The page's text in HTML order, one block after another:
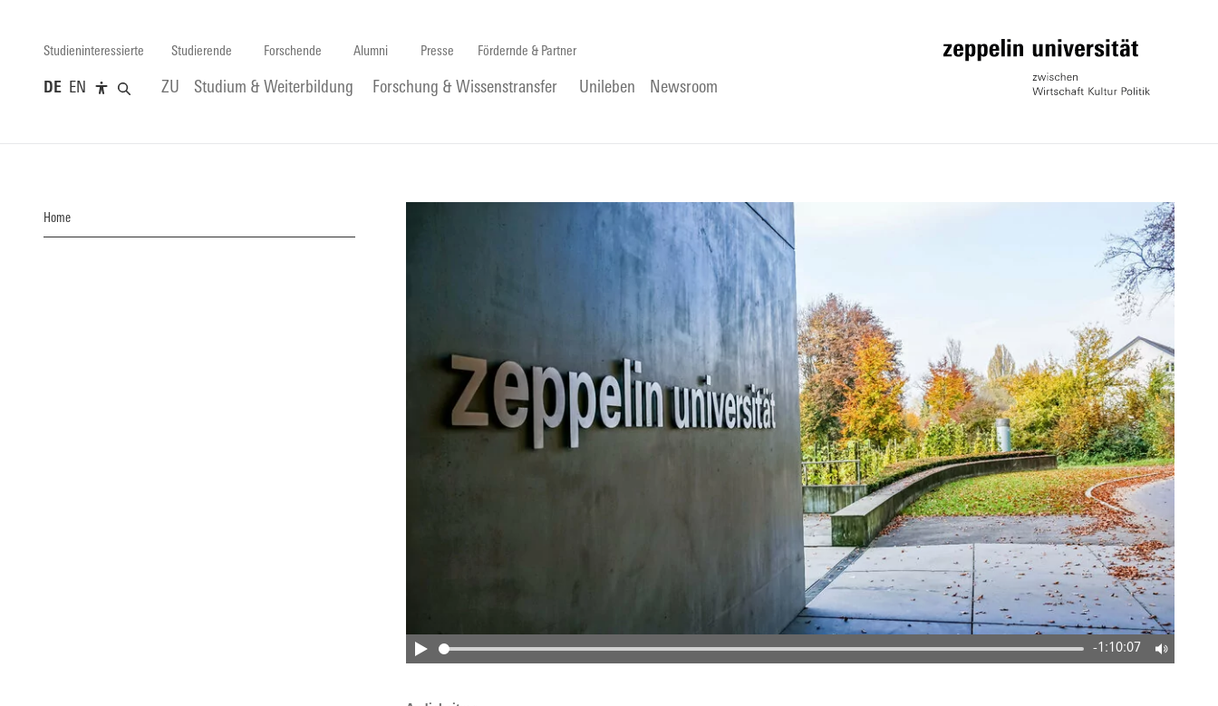
Studieninteressierte Studierende Forschende Alumni Presse Fördernde & Partner
DE EN ZU Studium & Weiterbildung Forschung & Wissenstransfer Unileben Newsroom
Home
-1:10:07